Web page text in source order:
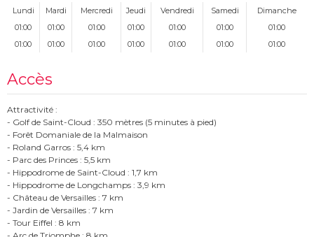
Lundi Mardi Mercredi Jeudi Vendredi Samedi
Dimanche
01:00
01:00 01:00 01:00 01:00 01:00
01:00
01:00
01:00 01:00 01:00 01:00 01:00 01:00
Accès
Attractivité :
- Golf de Saint-Cloud : 350 mètres (5 minutes à pied)
- Forêt Domaniale de la Malmaison
- Roland Garros : 5,4 km
- Parc des Princes : 5,5 km
- Hippodrome de Saint-Cloud : 1,7 km
- Hippodrome de Longchamps : 3,9 km
- Château de Versailles : 7 km
- Jardin de Versailles : 7 km
- Tour Eiffel : 8 km